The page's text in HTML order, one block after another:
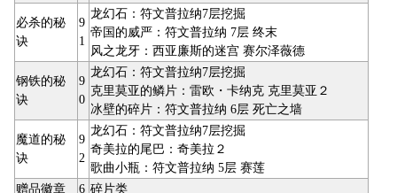
必杀的秘
诀
9
1
龙幻石：符文普拉纳7层挖掘
帝国的威严：符文普拉纳 7层 终末
风之龙牙：西亚廉斯的迷宫 赛尔泽薇德
钢铁的秘
诀
9
0
龙幻石：符文普拉纳7层挖掘
克里莫亚的鳞片：雷欧・卡纳克 克里莫亚２
冰壁的碎片：符文普拉纳 6层 死亡之墙
魔道的秘
诀
9
2
龙幻石：符文普拉纳7层挖掘
奇美拉的尾巴：奇美拉２
歌曲小瓶：符文普拉纳 5层 赛莲
赠品徽章
6 碎片类